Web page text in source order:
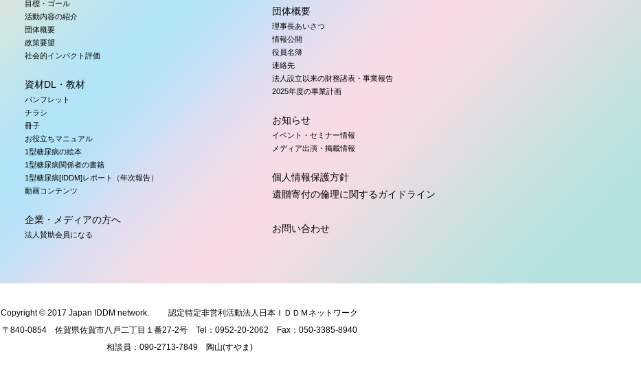
目標・ゴール
活動内容の紹介
団体概要
政策要望
社会的インパクト評価
資材DL・教材
パンフレット
チラシ
冊子
お役立ちマニュアル
1型糖尿病の絵本
1型糖尿病関係者の書籍
1型糖尿病[IDDM]レポート（年次報告）
動画コンテンツ
企業・メディアの方へ
法人賛助会員になる
団体概要
理事長あいさつ
情報公開
役員名簿
連絡先
法人設立以来の財務諸表・事業報告
2025年度の事業計画
お知らせ
イベント・セミナー情報
メディア出演・掲載情報
個人情報保護方針
遺贈寄付の倫理に関するガイドライン
お問い合わせ
Copyright © 2017 Japan IDDM network.
認定特定非営利活動法人日本ＩＤＤＭネットワーク
〒840-0854 佐賀県佐賀市八戸二丁目１番27-2号 Tel： 0952-20-2062 Fax： 050-3385-8940
相談員： 090-2713-7849 陶山(すやま)